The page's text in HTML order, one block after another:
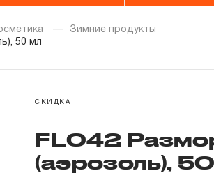
Зимние продукты
50 мл
СКИДКА
FL042
(аэрозоль),